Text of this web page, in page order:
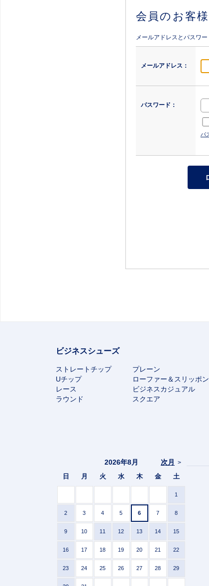
会員のお客様
メールアドレスとパスワ
メールアドレス：
パスワード：
パ
ビジネスシューズ
ストレートチップ
プレーン
Uチップ
ローファー＆スリッポン
レース
ビジネスカジュアル
ラウンド
スクエア
次月 >
2026年8月
日 月 火 水 木 金 土
1
2 3 4 5 6 7 8
9 10 11 12 13 14 15
16 17 18 19 20 21 22
23 24 25 26 27 28 29